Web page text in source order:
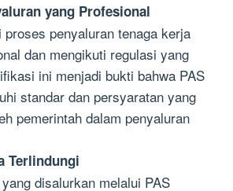
yang Profesional
proses penyaluran tenaga kerja
dan mengikuti regulasi yang
ini menjadi bukti bahwa PAS
standar dan persyaratan yang
pemerintah dalam penyaluran
Terlindungi
disalurkan melalui PAS